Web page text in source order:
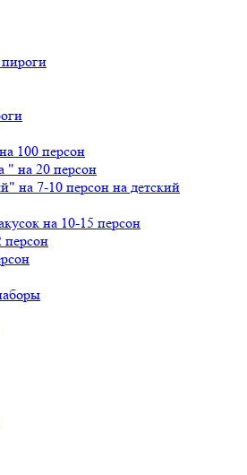
100 персон
" на 20 персон
на 7-10 персон на детский
на 10-15 персон
персон